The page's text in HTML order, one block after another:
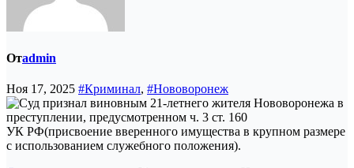
Отadmin
Ноя 17, 2025 #Криминал, #Нововоронеж